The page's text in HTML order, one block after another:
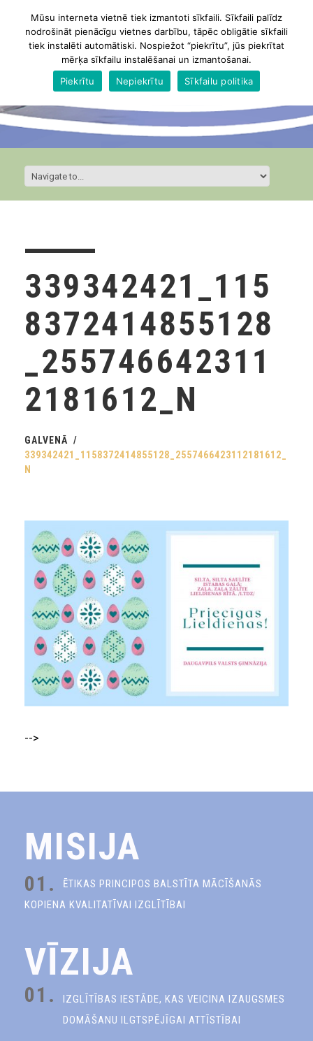
339342421_115
8372414855128
_255746642311
2181612_N
GALVENĀ
339342421_1158372414855128_2557466423112181612_
N
-->
MISIJA
01.
ĒTIKAS PRINCIPOS BALSTĪTA MĀCĪŠANĀS
KOPIENA KVALITATĪVAI IZGLĪTĪBAI
VĪZIJA
01.
IZGLĪTĪBAS IESTĀDE, KAS VEICINA IZAUGSMES
DOMĀŠANU ILGTSPĒJĪGAI ATTĪSTĪBAI
Mūsu interneta vietnē tiek izmantoti sīkfaili. Sīkfaili palīdz
nodrošināt pienācīgu vietnes darbību, tāpēc obligātie sīkfaili
tiek instalēti automātiski. Nospiežot “piekrītu”, jūs piekrītat
mērķa sīkfailu instalēšanai un izmantošanai.
Piekrītu
Nepiekrītu Sīkfailu politika